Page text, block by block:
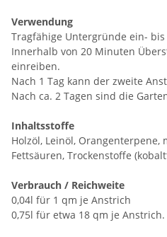
Verwendung
Tragfähige Untergründe ein-
Innerhalb von 20 Minuten
einreiben.
Nach 1 Tag kann der zweite
Nach ca. 2 Tagen sind die
Inhaltsstoffe
Holzöl, Leinöl, Orangenterpene,
Fettsäuren, Trockenstoffe
Verbrauch / Reichweite
0,04l für 1 qm je Anstrich
0,75l für etwa 18 qm je Anstrich.